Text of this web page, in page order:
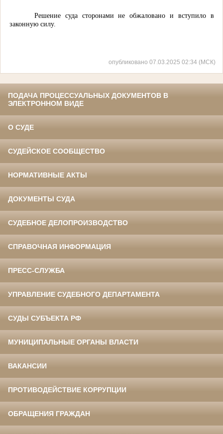
Решение суда сторонами не обжаловано и вступило в
законную силу.
опубликовано 07.03.2025 02:34 (МСК)
ПОДАЧА ПРОЦЕССУАЛЬНЫХ ДОКУМЕНТОВ В
ЭЛЕКТРОННОМ ВИДЕ
О СУДЕ
СУДЕЙСКОЕ СООБЩЕСТВО
НОРМАТИВНЫЕ АКТЫ
ДОКУМЕНТЫ СУДА
СУДЕБНОЕ ДЕЛОПРОИЗВОДСТВО
СПРАВОЧНАЯ ИНФОРМАЦИЯ
ПРЕСС-СЛУЖБА
УПРАВЛЕНИЕ СУДЕБНОГО ДЕПАРТАМЕНТА
СУДЫ СУБЪЕКТА РФ
МУНИЦИПАЛЬНЫЕ ОРГАНЫ ВЛАСТИ
ВАКАНСИИ
ПРОТИВОДЕЙСТВИЕ КОРРУПЦИИ
ОБРАЩЕНИЯ ГРАЖДАН